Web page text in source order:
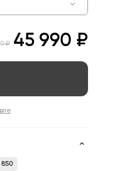
₽ 45 990 ₽
850